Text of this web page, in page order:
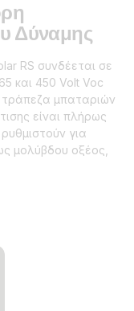
Δύναμης
RS συνδέεται σε
και 450 Volt Voc
τράπεζα μπαταριών
είναι πλήρως
για
μολύβδου οξέος,